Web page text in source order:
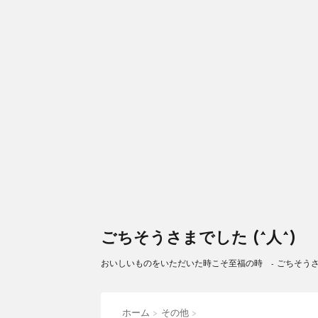
ごちそうさまでした (^人^)
おいしいものをいただいた時こそ至福の時 - ごちそう
ホーム > その他 >